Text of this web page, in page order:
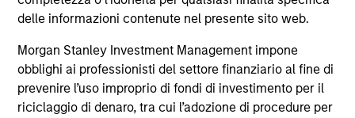
delle informazioni contenute nel presente sito web.
Morgan Stanley Investment Management impone
obblighi ai professionisti del settore finanziario al fine di
prevenire l’uso improprio di fondi di investimento per il
riciclaggio di denaro, tra cui l’adozione di procedure per
all’emissione e al rimborso delle azioni. La fonte di tutti i
Investment Management Limited (“MSIM Ltd”).
Il valore degli investimenti e i proventi da essi derivanti
possono aumentare come diminuire e un investitore può
non